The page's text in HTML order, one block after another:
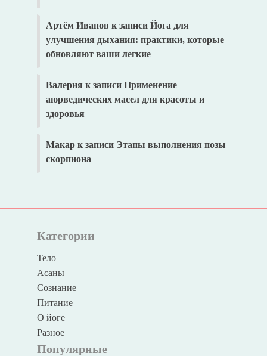
Артём Иванов к записи Йога для
улучшения дыхания: практики, которые
обновляют ваши легкие
Валерия к записи Применение
аюрведических масел для красоты и
здоровья
Макарк записи Этапы выполнения позы
скорпиона
Категории
Тело
Асаны
Сознание
Питание
О йоге
Разное
Популярные